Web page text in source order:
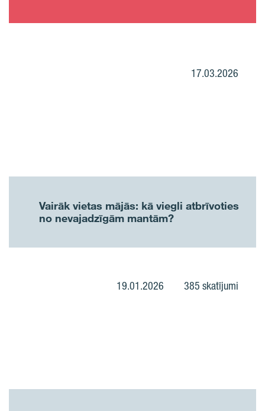
17.03.2026
Vairāk vietas mājās: kā viegli atbrīvoties
no nevajadzīgām mantām?
19.01.2026 385 skatījumi